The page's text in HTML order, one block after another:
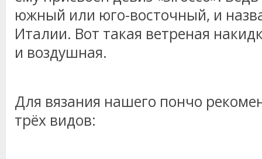
южный или юго-восточный, и
Италии. Вот такая ветреная
и воздушная.
Для вязания нашего пончо
трёх видов: